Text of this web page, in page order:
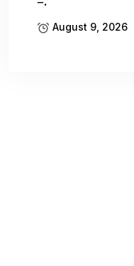
August 9, 2026